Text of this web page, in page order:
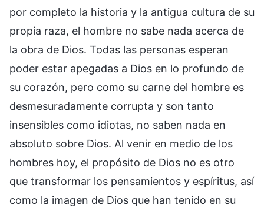
por completo la historia y la antigua cultura de su
propia raza, el hombre no sabe nada acerca de
la obra de Dios. Todas las personas esperan
poder estar apegadas a Dios en lo profundo de
su corazón, pero como su carne del hombre es
desmesuradamente corrupta y son tanto
insensibles como idiotas, no saben nada en
absoluto sobre Dios. Al venir en medio de los
hombres hoy, el propósito de Dios no es otro
que transformar los pensamientos y espíritus, así
como la imagen de Dios que han tenido en su